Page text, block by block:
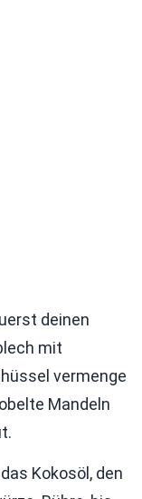
deinen
mit
vermenge
Mandeln
Kokosöl, den